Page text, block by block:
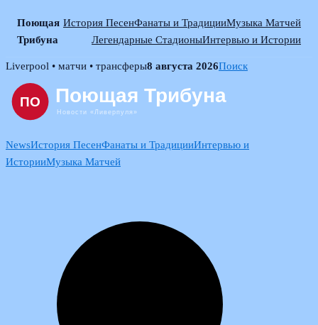
Поющая
Трибуна
История ПесенФанаты и ТрадицииМузыка Матчей
Легендарные СтадионыИнтервью и Истории
Skip
content
Liverpool • матчи • трансферы8 августа 2026Поиск
NewsИстория ПесенФанаты и ТрадицииИнтервью и
ИсторииМузыка Матчей